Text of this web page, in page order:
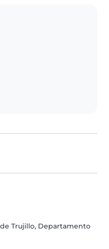
Trujillo, Departamento